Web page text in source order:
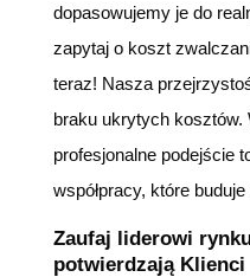
dopasowujemy je do
zapytaj o koszt
teraz! Nasza
braku ukrytych
profesjonalne podejście
współpracy, które
Zaufaj liderowi
potwierdzają Klienci